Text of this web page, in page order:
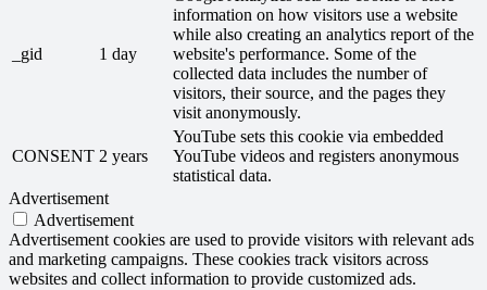
_gid 1 day
information on how visitors use a website
while also creating an analytics report of the
website's performance. Some of the
collected data includes the number of
visitors, their source, and the pages they
visit anonymously.
CONSENT 2 years
YouTube sets this cookie via embedded
YouTube videos and registers anonymous
statistical data.
Advertisement
Advertisement
Advertisement cookies are used to provide visitors with relevant ads
and marketing campaigns. These cookies track visitors across
websites and collect information to provide customized ads.